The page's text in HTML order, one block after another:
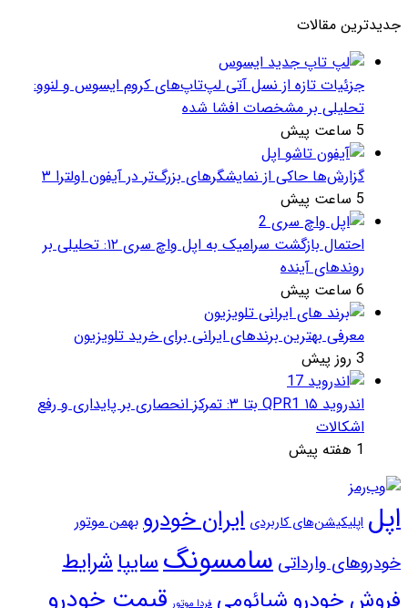
جدیدترین مقالات
جزئیات تازه از نسل آتی لپ‌تاپ‌های کروم ایسوس و لنوو:
تحلیلی بر مشخصات افشا شده
5 ساعت پیش
گزارش‌ها حاکی از نمایشگرهای بزرگ‌تر در آیفون اولترا ۳
5 ساعت پیش
احتمال بازگشت سرامیک به اپل واچ سری ۱۲: تحلیلی بر
روندهای آینده
6 ساعت پیش
معرفی بهترین برندهای ایرانی برای خرید تلویزیون
3 روز پیش
اندروید ۱۵ QPR1 بتا ۳: تمرکز انحصاری بر پایداری و رفع
اشکالات
1 هفته پیش
اپل اپلیکیشن‌های کاربردی ایران خودرو بهمن موتور
خودروهای وارداتی سامسونگسایپاشرایط
فروش خودرو شیائومی فردا موتور قیمت خودرو